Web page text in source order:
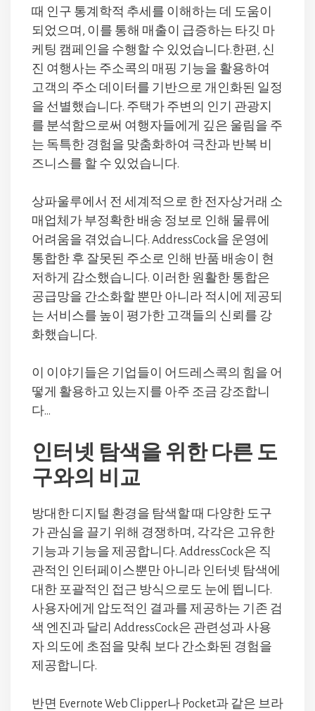
때 인구 통계학적 추세를 이해하는 데 도움이
되었으며, 이를 통해 매출이 급증하는 타깃 마
케팅 캠페인을 수행할 수 있었습니다.한편, 신
진 여행사는 주소콕의 매핑 기능을 활용하여
고객의 주소 데이터를 기반으로 개인화된 일정
을 선별했습니다. 주택가 주변의 인기 관광지
를 분석함으로써 여행자들에게 깊은 울림을 주
는 독특한 경험을 맞춤화하여 극찬과 반복 비
즈니스를 할 수 있었습니다.
상파울루에서 전 세계적으로 한 전자상거래 소
매업체가 부정확한 배송 정보로 인해 물류에
어려움을 겪었습니다. AddressCock을 운영에
통합한 후 잘못된 주소로 인해 반품 배송이 현
저하게 감소했습니다. 이러한 원활한 통합은
공급망을 간소화할 뿐만 아니라 적시에 제공되
는 서비스를 높이 평가한 고객들의 신뢰를 강
화했습니다.
이 이야기들은 기업들이 어드레스콕의 힘을 어
떻게 활용하고 있는지를 아주 조금 강조합니
다…
인터넷 탐색을 위한 다른 도
구와의 비교
방대한 디지털 환경을 탐색할 때 다양한 도구
가 관심을 끌기 위해 경쟁하며, 각각은 고유한
기능과 기능을 제공합니다. AddressCock은 직
관적인 인터페이스뿐만 아니라 인터넷 탐색에
대한 포괄적인 접근 방식으로도 눈에 띕니다.
사용자에게 압도적인 결과를 제공하는 기존 검
색 엔진과 달리 AddressCock은 관련성과 사용
자 의도에 초점을 맞춰 보다 간소화된 경험을
제공합니다.
반면 Evernote Web Clipper나 Pocket과 같은 브라